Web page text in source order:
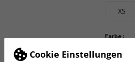
Cookie Einstellungen
XS
Farbe :